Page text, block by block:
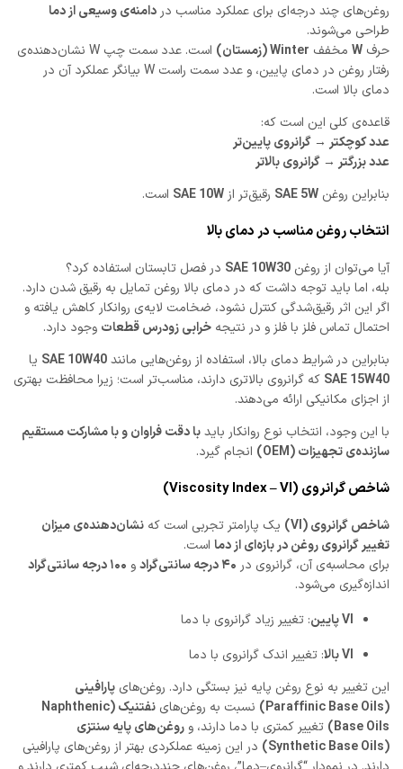
روغن‌های چند درجه‌ای برای عملکرد مناسب در دامنه‌ی وسیعی از دما
طراحی می‌شوند.
حرف W مخفف Winter (زمستان)
است. عدد سمت چپ W نشان‌دهنده‌ی
رفتار روغن در دمای پایین، و عدد سمت راست W بیانگر عملکرد آن در
دمای بالا است.
قاعده‌ی کلی این است که:
عدد کوچکتر → گرانروی پایین‌تر
عدد بزرگتر → گرانروی بالاتر
بنابراین روغن SAE 5W رقیق‌تر از SAE 10W است.
انتخاب روغن مناسب در دمای بالا
آیا می‌توان از روغن SAE 10W30 در فصل تابستان استفاده کرد؟
بله، اما باید توجه داشت که در دمای بالا روغن تمایل به رقیق شدن دارد.
اگر این اثر رقیق‌شدگی کنترل نشود، ضخامت لایه‌ی روانکار کاهش یافته و
احتمال تماس فلز با فلز و در نتیجه خرابی زودرس قطعات وجود دارد.
بنابراین در شرایط دمای بالا، استفاده از روغن‌هایی مانندSAE 10W40 یا
SAE 15W40 که گرانروی بالاتری دارند، مناسب‌تر است؛ زیرا محافظت بهتری
از اجزای مکانیکی ارائه می‌دهند.
با این وجود، انتخاب نوع روانکار بایدبا دقت فراوان و با مشارکت مستقیم
سازنده‌ی تجهیزات (OEM)
انجام گیرد.
شاخص گرانروی (Viscosity Index – VI)
شاخص گرانروی (VI) یک پارامتر تجربی است که نشان‌دهنده‌ی میزان
تغییر گرانروی روغن در بازه‌ای از دما است.
برای محاسبه‌ی آن، گرانروی در ۴۰ درجه سانتی‌گراد و ۱۰۰ درجه سانتی‌گراد
اندازه‌گیری می‌شود.
VI پایین
: تغییر زیاد گرانروی با دما
VI بالا
: تغییر اندک گرانروی با دما
این تغییر به نوع روغن پایه نیز بستگی دارد. روغن‌های پارافینی
(Paraffinic Base Oils)
نسبت به روغن‌های
نفتنیک (Naphthenic
Base Oils) تغییر کمتری با دما دارند، و روغن‌های پایه سنتزی
(Synthetic Base Oils)
در این زمینه عملکردی بهتر از روغن‌های پارافینی